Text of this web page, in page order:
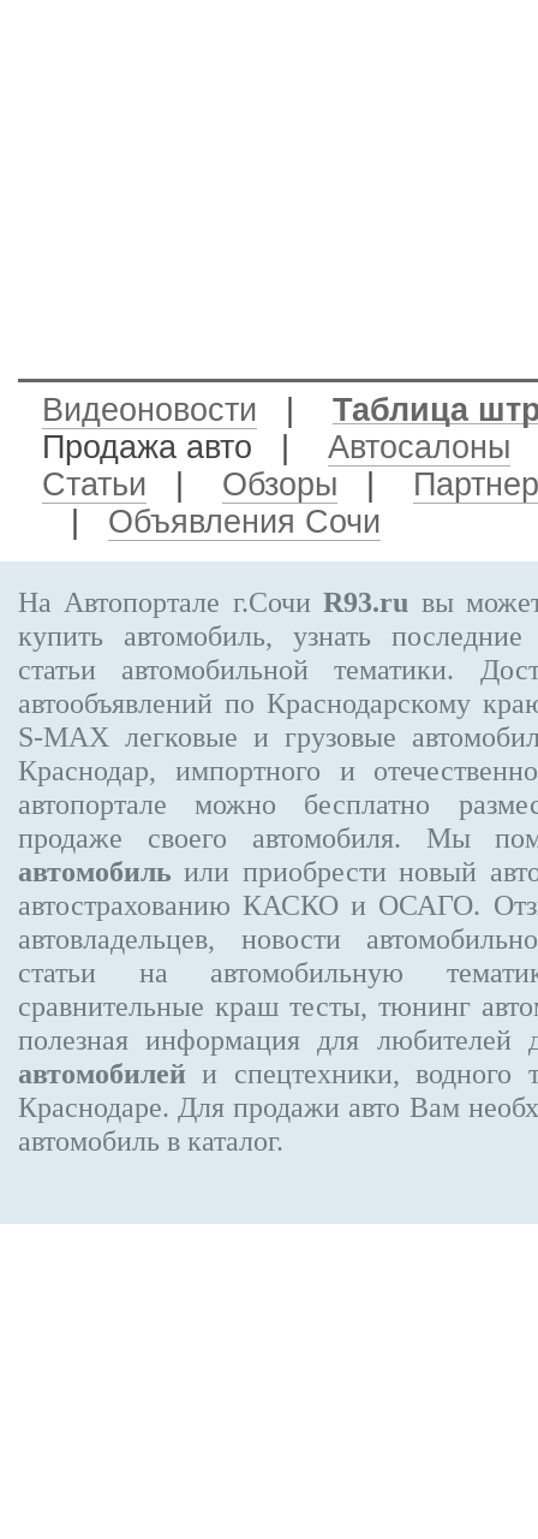
Видеоновости
Таблица
Продажа авто
Автосалоны
Статьи
Обзоры
Объявления Сочи
На Автопортале г.СочиR93.ru вы
купить автомобиль, узнать
статьи автомобильной тематики.
автообъявлений по Краснодарскому
S-MAX легковые и грузовые
Краснодар, импортного и
автопортале можно бесплатно
продаже своего автомобиля. Мы
автомобиль или приобрести новый
автострахованию КАСКО и ОСАГО.
автовладельцев, новости
статьи на автомобильную
сравнительные краш тесты, тюнинг
полезная информация для любителей
автомобилей и спецтехники, водного
Краснодаре. Для продажи авто Вам
автомобиль в каталог.